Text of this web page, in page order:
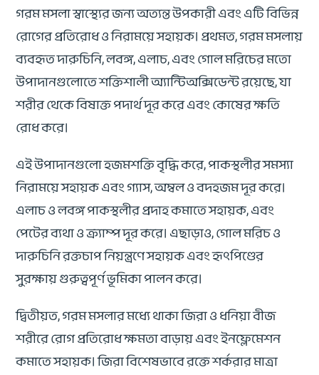
গরম মসলা স্বাস্থ্যের জন্য অত্যন্ত উপকারী এবং এটি বিভিন্ন
রোগের প্রতিরোধ ও নিরাময়ে সহায়ক। প্রথমত, গরম মসলায়
ব্যবহৃত দারুচিনি, লবঙ্গ, এলাচ, এবং গোল মরিচের মতো
উপাদানগুলোতে শক্তিশালী অ্যান্টিঅক্সিডেন্ট রয়েছে, যা
শরীর থেকে বিষাক্ত পদার্থ দূর করে এবং কোষের ক্ষতি
রোধ করে।
এই উপাদানগুলো হজমশক্তি বৃদ্ধি করে, পাকস্থলীর সমস্যা
নিরাময়ে সহায়ক এবং গ্যাস, অম্বল ও বদহজম দূর করে।
এলাচ ও লবঙ্গ পাকস্থলীর প্রদাহ কমাতে সহায়ক, এবং
পেটের ব্যথা ও ক্র্যাম্প দূর করে। এছাড়াও, গোল মরিচ ও
দারুচিনি রক্তচাপ নিয়ন্ত্রণে সহায়ক এবং হৃৎপিণ্ডের
সুরক্ষায় গুরুত্বপূর্ণ ভূমিকা পালন করে।
দ্বিতীয়ত, গরম মসলার মধ্যে থাকা জিরা ও ধনিয়া বীজ
শরীরে রোগ প্রতিরোধ ক্ষমতা বাড়ায় এবং ইনফ্লেমেশন
কমাতে সহায়ক। জিরা বিশেষভাবে রক্তে শর্করার মাত্রা